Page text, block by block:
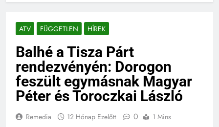
ATV FÜGGETLEN HÍREK
Balhé a Tisza Párt
rendezvényén: Dorogon
feszült egymásnak Magyar
Péter és Toroczkai László
Remedia 12 Hónap Ezelőtt 0 1 Mins